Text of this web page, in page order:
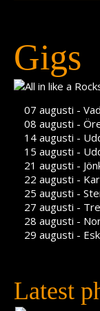
Contact
Gigs
07 augusti -
08 augusti -
14 augusti -
15 augusti -
21 augusti -
22 augusti -
25 augusti -
27 augusti -
28 augusti -
29 augusti -
Latest